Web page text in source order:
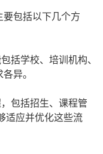
包括以下几个方
括学校、培训机构、
异。
包括招生、课程管
适应并优化这些流